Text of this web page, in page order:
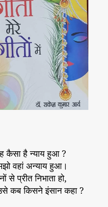
कैसा है न्याय हुआ ?
वहां अन्याय हुआ।
से प्रीत निभाता हो,
कब किसने इंसान कहा ?